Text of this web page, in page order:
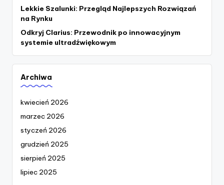
Lekkie Szalunki: Przegląd Najlepszych Rozwiązań
na Rynku
Odkryj Clarius: Przewodnik po innowacyjnym
systemie ultradźwiękowym
Archiwa
kwiecień 2026
marzec 2026
styczeń 2026
grudzień 2025
sierpień 2025
lipiec 2025